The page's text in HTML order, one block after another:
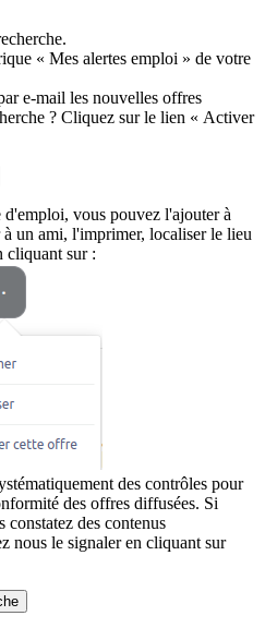
« Mes alertes emploi » de votre
e-mail les nouvelles offres
? Cliquez sur le lien « Activer
vous pouvez l'ajouter à
un ami, l'imprimer, localiser le lieu
cliquant sur :
des contrôles pour
des offres diffusées. Si
constatez des contenus
nous le signaler en cliquant sur